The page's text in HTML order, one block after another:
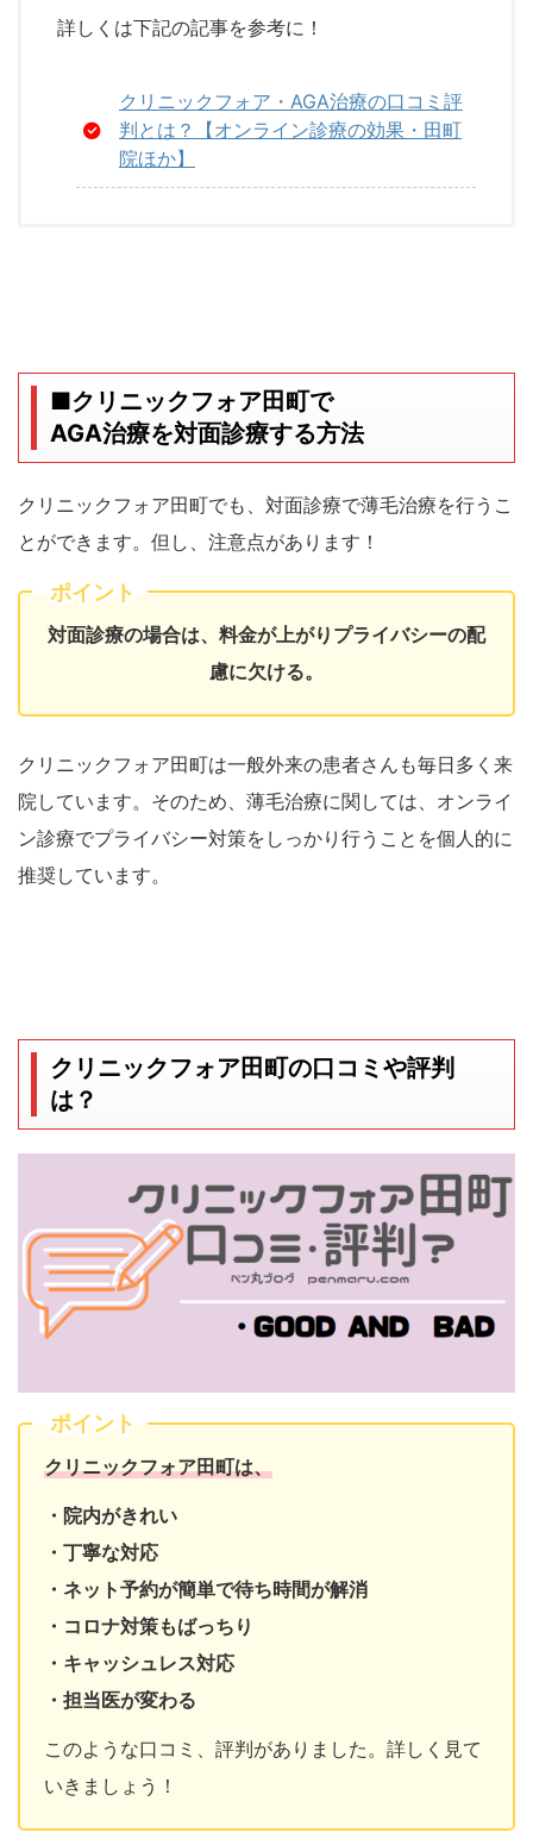
詳しくは下記の記事を参考に！
クリニックフォア・AGA治療の口コミ評
判とは？【オンライン診療の効果・田町
院ほか】
■クリニックフォア田町で
AGA治療を対面診療する方法
クリニックフォア田町でも、対面診療で薄毛治療を行うこ
とができます。但し、注意点があります！
ポイント
対面診療の場合は、料金が上がりプライバシーの配
慮に欠ける。
クリニックフォア田町は一般外来の患者さんも毎日多く来
院しています。そのため、薄毛治療に関しては、オンライ
ン診療でプライバシー対策をしっかり行うことを個人的に
推奨しています。
クリニックフォア田町の口コミや評判
は？
ポイント
クリニックフォア田町は、
・院内がきれい
・丁寧な対応
・ネット予約が簡単で待ち時間が解消
・コロナ対策もばっちり
・キャッシュレス対応
・担当医が変わる
このような口コミ、評判がありました。詳しく見て
いきましょう！